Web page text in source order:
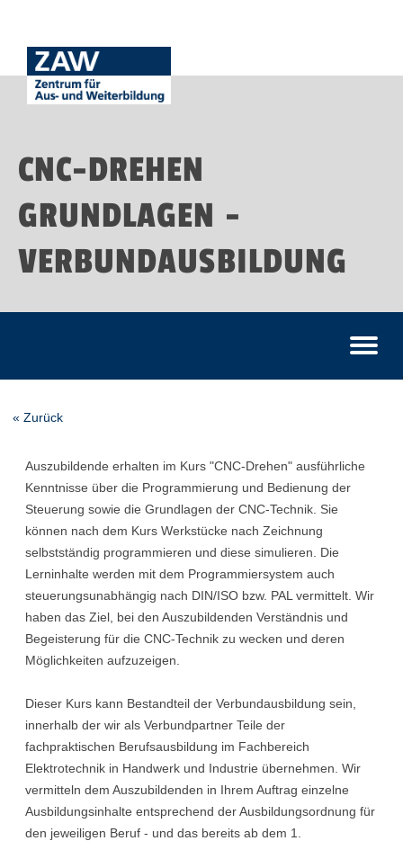
CNC-DREHEN
GRUNDLAGEN -
VERBUNDAUSBILDUNG
« Zurück
Auszubildende erhalten im Kurs "CNC-Drehen" ausführliche
Kenntnisse über die Programmierung und Bedienung der
Steuerung sowie die Grundlagen der CNC-Technik. Sie
können nach dem Kurs Werkstücke nach Zeichnung
selbstständig programmieren und diese simulieren. Die
Lerninhalte werden mit dem Programmiersystem auch
steuerungsunabhängig nach DIN/ISO bzw. PAL vermittelt. Wir
haben das Ziel, bei den Auszubildenden Verständnis und
Begeisterung für die CNC-Technik zu wecken und deren
Möglichkeiten aufzuzeigen.
Dieser Kurs kann Bestandteil der Verbundausbildung sein,
innerhalb der wir als Verbundpartner Teile der
fachpraktischen Berufsausbildung im Fachbereich
Elektrotechnik in Handwerk und Industrie übernehmen. Wir
vermitteln dem Auszubildenden in Ihrem Auftrag einzelne
Ausbildungsinhalte entsprechend der Ausbildungsordnung für
den jeweiligen Beruf - und das bereits ab dem 1.